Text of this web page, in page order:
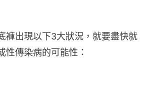
褲出現以下3大狀況，就要盡快就
性傳染病的可能性：